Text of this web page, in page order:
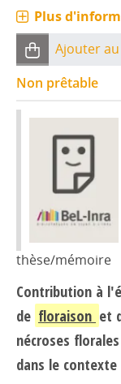
Plus
Ajouter
Non prêtable
thèse/mémoire
Contribution à
de floraison et
nécroses
dans le